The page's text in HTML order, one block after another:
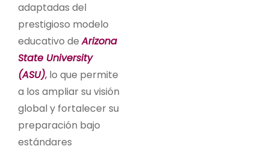
adaptadas del
prestigioso modelo
educativo deArizona
State University
(ASU), lo que permite
a los ampliar su visión
global y fortalecer su
preparación bajo
estándares